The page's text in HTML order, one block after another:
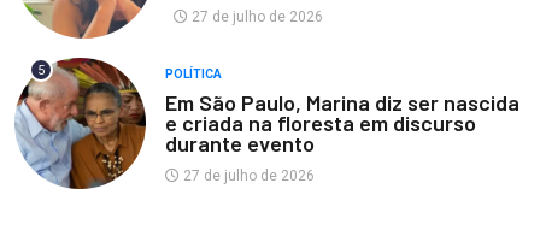
27 de julho de 2026
5 POLÍTICA
Em São Paulo, Marina diz ser nascida
e criada na floresta em discurso
durante evento
27 de julho de 2026